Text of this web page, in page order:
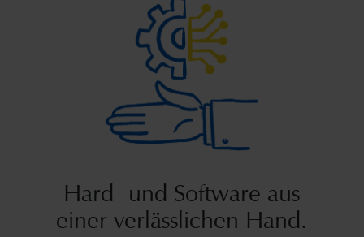
Hard- und Software aus
einer verlässlichen Hand.